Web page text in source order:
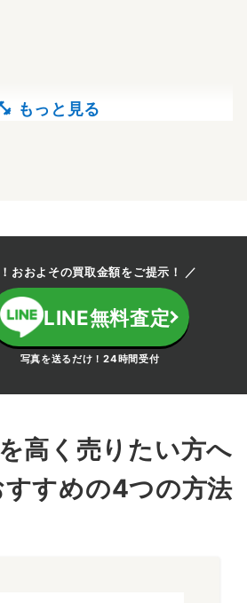
おおよその買取金額をご提示！ ／
LINE無料査定
写真を送るだけ！24時間受付
高く売りたい方へ
すすめの4つの方法